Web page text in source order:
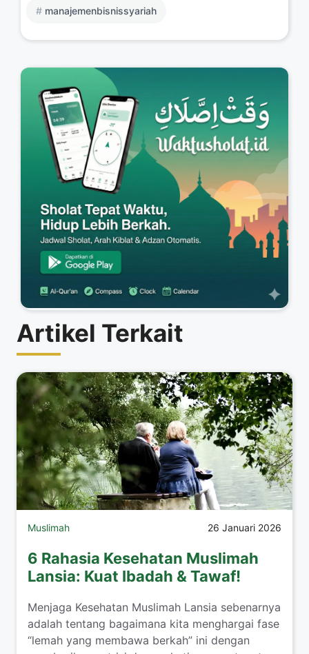
manajemenbisnissyariah
Artikel Terkait
Muslimah 26 Januari 2026
6 Rahasia Kesehatan Muslimah
Lansia: Kuat Ibadah & Tawaf!
​Menjaga Kesehatan Muslimah Lansia sebenarnya
adalah tentang bagaimana kita menghargai fase
“lemah yang membawa berkah” ini dengan